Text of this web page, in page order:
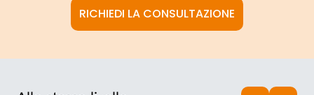
RICHIEDI LA CONSULTAZIONE